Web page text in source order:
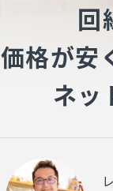
回
価格が安
ネッ